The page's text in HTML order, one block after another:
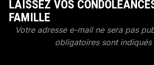
LAISSEZ VOS
FAMILLE
Votre adresse e-mail ne sera pas
obligatoires sont indiqués